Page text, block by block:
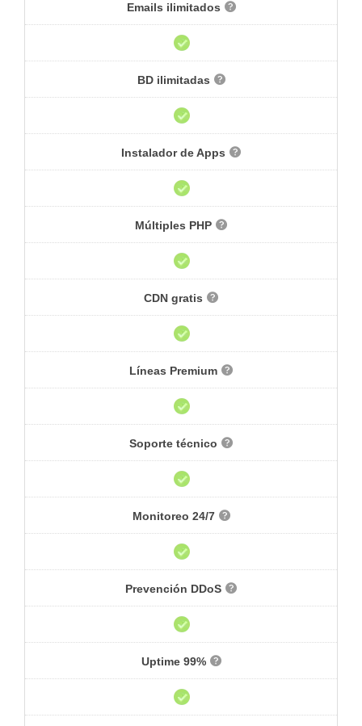
Emails ilimitados
BD ilimitadas
Instalador de Apps
Múltiples PHP
CDN gratis
Líneas Premium
Soporte técnico
Monitoreo 24/7
Prevención DDoS
Uptime 99%